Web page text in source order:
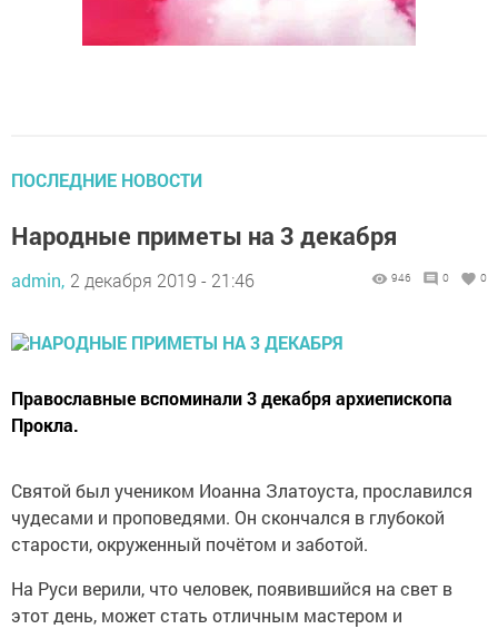
ПОСЛЕДНИЕ НОВОСТИ
Народные приметы на 3 декабря
admin, 2 декабря 2019 - 21:46 946 0 0
Православные вспоминали 3 декабря архиепископа
Прокла.
Святой был учеником Иоанна Златоуста, прославился
чудесами и проповедями. Он скончался в глубокой
старости, окруженный почётом и заботой.
На Руси верили, что человек, появившийся на свет в
этот день, может стать отличным мастером и